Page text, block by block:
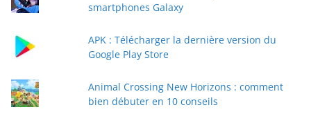
smartphones Galaxy
APK : Télécharger la dernière version du
Google Play Store
Animal Crossing New Horizons : comment
bien débuter en 10 conseils